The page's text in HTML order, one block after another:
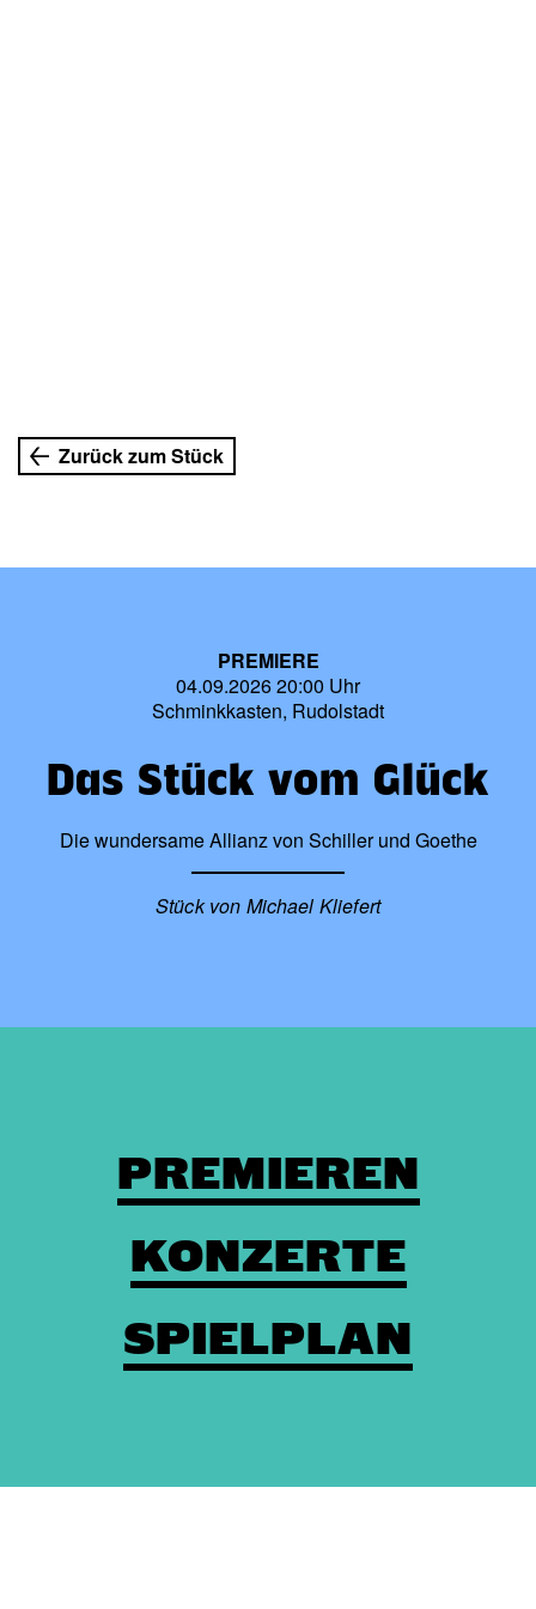
Zurück zum Stück
PREMIERE
04.09.2026 20:00 Uhr
Schminkkasten, Rudolstadt
Das Stück vom Glück
Die wundersame Allianz von Schiller und Goethe
Stück von Michael Kliefert
PREMIEREN
KONZERTE
SPIELPLAN